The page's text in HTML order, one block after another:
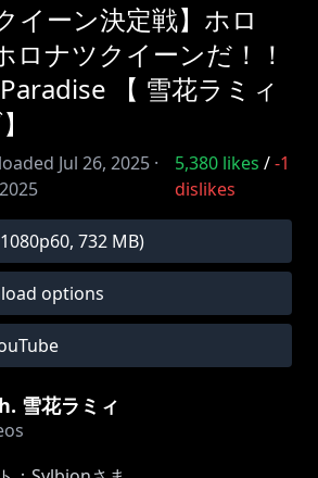
イーン決定戦】ホロ
ロナツクイーンだ！！
【 雪花ラミィ
Jul 26, 2025 ·
5,380likes /-1
dislikes
1080p60, 732 MB)
options
雪花ラミィ